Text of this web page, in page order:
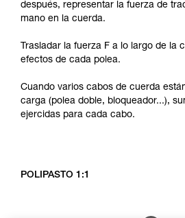
después, representar la fuerza de
mano en la cuerda.
Trasladar la fuerza F a lo largo de la
efectos de cada polea.
Cuando varios cabos de cuerda
carga (polea doble, bloqueador...),
ejercidas para cada cabo.
POLIPASTO 1:1